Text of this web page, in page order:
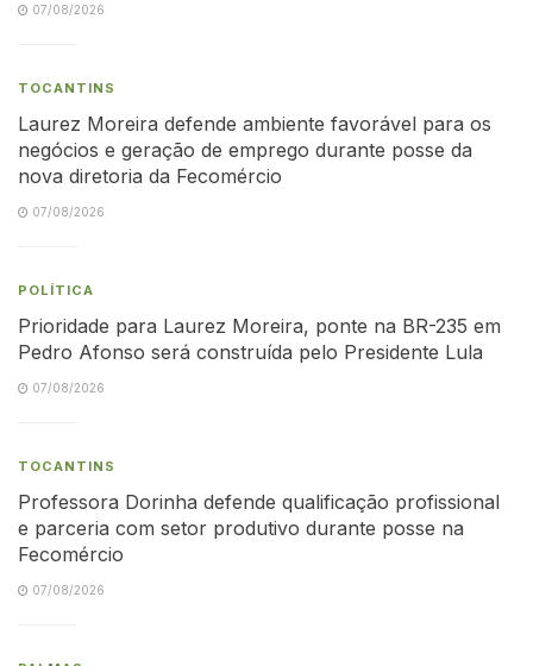
07/08/2026
TOCANTINS
Laurez Moreira defende ambiente favorável para os
negócios e geração de emprego durante posse da
nova diretoria da Fecomércio
07/08/2026
POLÍTICA
Prioridade para Laurez Moreira, ponte na BR-235 em
Pedro Afonso será construída pelo Presidente Lula
07/08/2026
TOCANTINS
Professora Dorinha defende qualificação profissional
e parceria com setor produtivo durante posse na
Fecomércio
07/08/2026